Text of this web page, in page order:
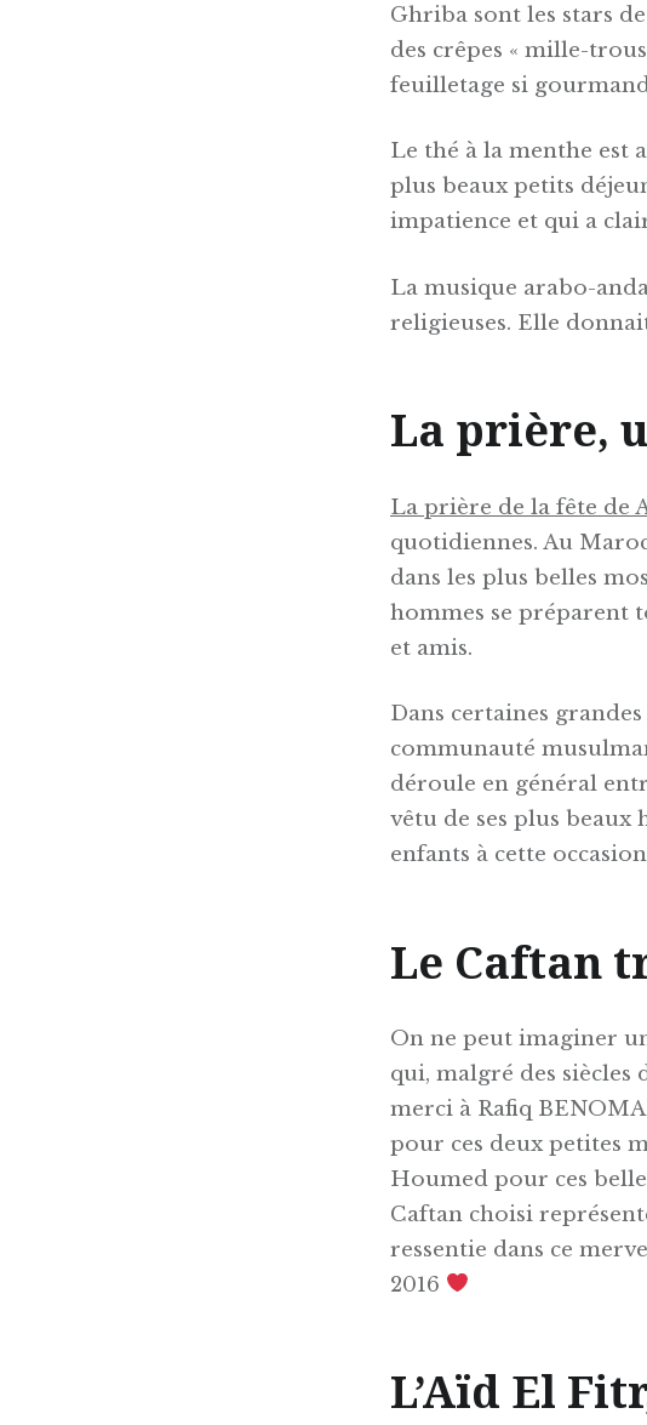
Ghriba sont les stars
des crêpes « mille-
feuilletage si
Le thé à la menthe est
plus beaux petits
impatience et qui a
La musique arabo-
religieuses. Elle
La prière,
La prière de la fête de
quotidiennes. Au
dans les plus belles
hommes se préparent
et amis.
Dans certaines
communauté
déroule en général
vêtu de ses plus beaux
enfants à cette
Le Caftan
On ne peut imaginer
qui, malgré des siècles
merci à Rafiq
pour ces deux petites
Houmed pour ces
Caftan choisi
ressentie dans ce
2016
L’Aïd El